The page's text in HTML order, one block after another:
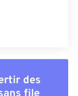
des